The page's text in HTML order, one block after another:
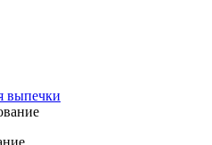
выпечки